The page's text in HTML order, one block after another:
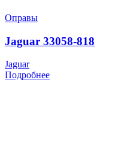
Оправы
Jaguar 33058-818
Jaguar
Подробнее